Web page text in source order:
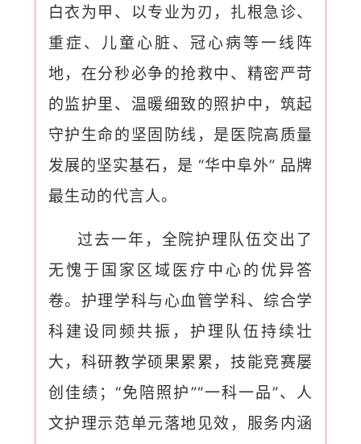
白衣为甲、以专业为刃，扎根急诊、
重症、儿童心脏、冠心病等一线阵
地，在分秒必争的抢救中、精密严苛
的监护里、温暖细致的照护中，筑起
守护生命的坚固防线，是医院高质量
发展的坚实基石，是 “华中阜外” 品牌
最生动的代言人。
过去一年，全院护理队伍交出了
无愧于国家区域医疗中心的优异答
卷。护理学科与心血管学科、综合学
科建设同频共振，护理队伍持续壮
大，科研教学硕果累累，技能竞赛屡
创佳绩；“免陪照护”“一科一品”、人
文护理示范单元落地见效，服务内涵